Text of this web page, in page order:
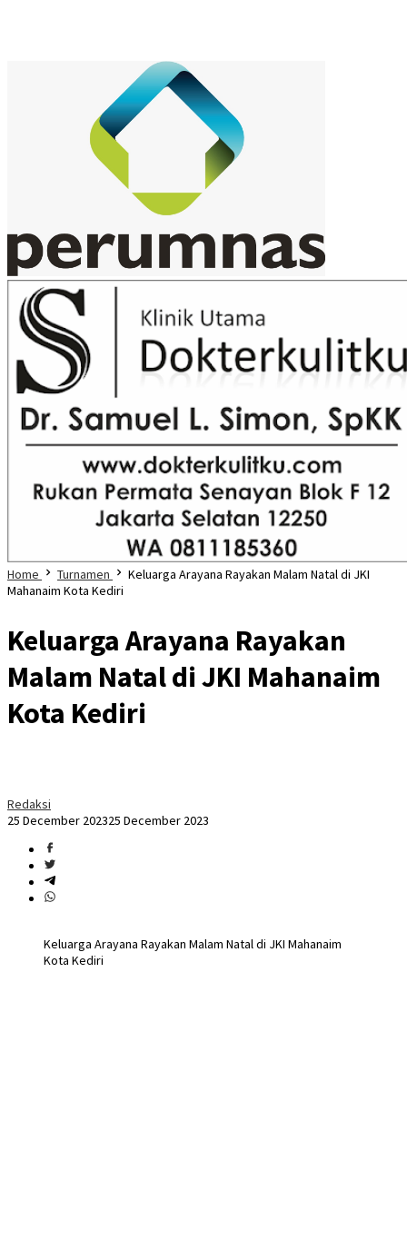
Home Turnamen
Keluarga Arayana Rayakan Malam Natal di JKI
Mahanaim Kota Kediri
Keluarga Arayana Rayakan
Malam Natal di JKI Mahanaim
Kota Kediri
Redaksi
25 December 202325 December 2023
Keluarga Arayana Rayakan Malam Natal di JKI Mahanaim
Kota Kediri